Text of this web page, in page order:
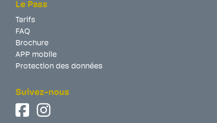
Le Pass
Tarifs
FAQ
Brochure
APP mobile
Protection des données
Suivez-nous